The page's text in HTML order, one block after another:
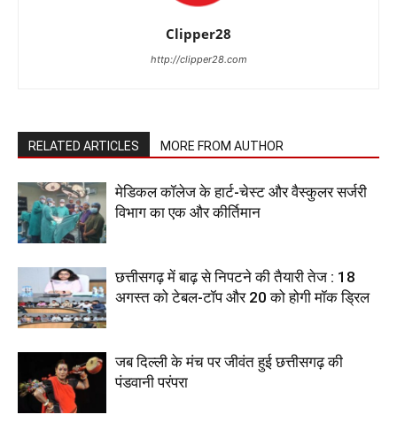
Clipper28
http://clipper28.com
RELATED ARTICLES MORE FROM AUTHOR
​मेडिकल कॉलेज के हार्ट-चेस्ट और वैस्कुलर सर्जरी
विभाग का एक और कीर्तिमान
छत्तीसगढ़ में बाढ़ से निपटने की तैयारी तेज : 18
अगस्त को टेबल-टॉप और 20 को होगी मॉक ड्रिल
जब दिल्ली के मंच पर जीवंत हुई छत्तीसगढ़ की
पंडवानी परंपरा